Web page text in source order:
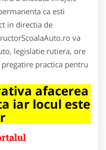
ca esti
in directia de
va
legislatie rutiera, ore
practica pentru
afacerea
iar locul este